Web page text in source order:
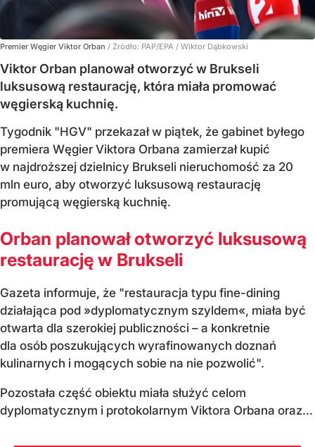
Premier Węgier Viktor Orban / Źródło: PAP/EPA / Wiktor Dąbkowski
Viktor Orban planował otworzyć w Brukseli
luksusową restaurację, która miała promować
węgierską kuchnię.
Tygodnik "HGV" przekazał w piątek, że gabinet byłego
premiera Węgier Viktora Orbana zamierzał kupić
w najdroższej dzielnicy Brukseli nieruchomość za 20
mln euro, aby otworzyć luksusową restaurację
promującą węgierską kuchnię.
Orban planował otworzyć luksusową
restaurację w Brukseli
Gazeta informuje, że "restauracja typu fine-dining
działająca pod »dyplomatycznym szyldem«, miała być
otwarta dla szerokiej publiczności – a konkretnie
dla osób poszukujących wyrafinowanych doznań
kulinarnych i mogących sobie na nie pozwolić".
Pozostała część obiektu miała służyć celom
dyplomatycznym i protokolarnym Viktora Orbana oraz...